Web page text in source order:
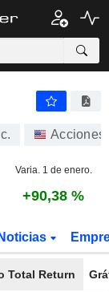
Acciones
Varia. 1 de enero.
+90,38 %
Noticias
Total Return